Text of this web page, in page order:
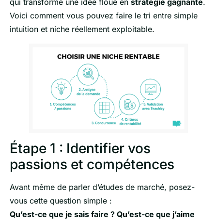
Voici comment vous pouvez faire le tri entre simple
intuition et niche réellement exploitable.
Étape 1 : Identifier vos
passions et compétences
Avant même de parler d’études de marché, posez-
vous cette question simple :
Qu’est-ce que je sais faire ? Qu’est-ce que j’aime